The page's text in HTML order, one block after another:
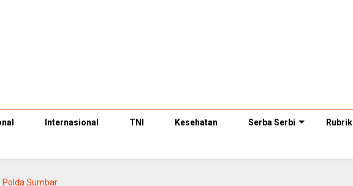
Internasional TNI Kesehatan Serba Serbi Rubrik
Polda Sumbar